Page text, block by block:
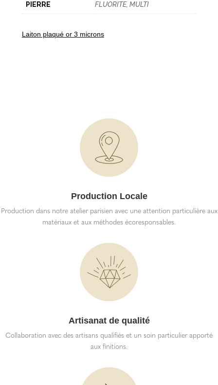
PIERRE FLUORITE, MULTI
Laiton plaqué or 3 microns
Production Locale
Production dans notre atelier parisien avec une attention particulière aux
matériaux et aux méthodes écoresponsables.
Artisanat de qualité
Collaboration avec des artisans qualifiés et un soin particulier apporté
aux finitions.